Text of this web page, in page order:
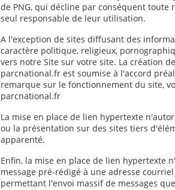
de PNG, qui décline par conséquent
seul responsable de leur utilisation.
A l'exception de sites diffusant des
caractère politique, religieux,
vers notre Site sur votre site. La création
parcnational.fr est soumise à l'accord
remarque sur le fonctionnement du site,
parcnational.fr
La mise en place de lien hypertexte
ou la présentation sur des sites tiers
apparenté.
Enfin, la mise en place de lien hypertexte
message pré-rédigé à une adresse
permettant l'envoi massif de messages